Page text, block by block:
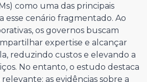
como uma das principais
esse cenário fragmentado. Ao
os governos buscam
expertise e alcançar
reduzindo custos e elevando a
No entanto, o estudo destaca
as evidências sobre a